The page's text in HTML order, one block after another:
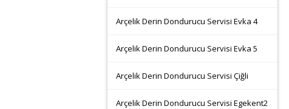
Arçelik Derin Dondurucu Servisi Evka 4
Arçelik Derin Dondurucu Servisi Evka 5
Arçelik Derin Dondurucu Servisi Çiğli
Arçelik Derin Dondurucu Servisi Egekent2